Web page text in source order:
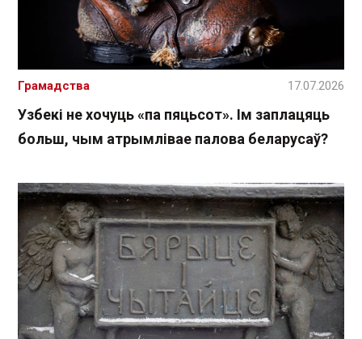
Узбекі не хочуць «па пяцьсот». Ім заплацяць
больш, чым атрымлівае палова беларусаў?
Грамадства 17.07.2026